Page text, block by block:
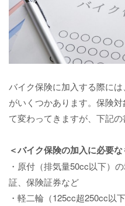
バイク保険に加入する際に
がいくつかあります。保険
て変わってきますが、下記の
＜バイク保険の加入に必要な
・原付（排気量50cc以下）
証、保険証券など
・軽二輪（125cc超250cc以